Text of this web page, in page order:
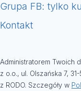
Grupa FB: tylko
Kontakt
Administratorem Twoich
z o.o., ul. Olszańska 7,
z RODO. Szczegóły w